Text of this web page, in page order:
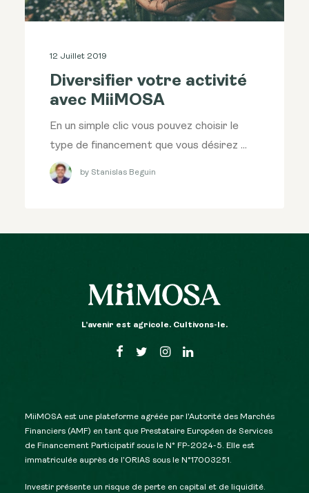
12 Juillet 2019
Diversifier votre activité
avec MiiMOSA
En un simple clic vous pouvez choisir le
type de financement que vous désirez ...
by Stanislas Beguin
L’avenir est agricole. Cultivons-le.
MiiMOSA est une plateforme agréée par l’Autorité des Marchés
Financiers (AMF) en tant que Prestataire Européen de Services
de Financement Participatif sous le N° FP-2024-5. Elle est
immatriculée auprès de l’ORIAS sous le N°17003251.
Investir présente un risque de perte en capital et de liquidité.